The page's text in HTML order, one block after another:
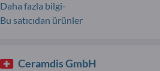
Daha fazla bilgi-
Bu satıcıdan ürünler
Ceramdis GmbH